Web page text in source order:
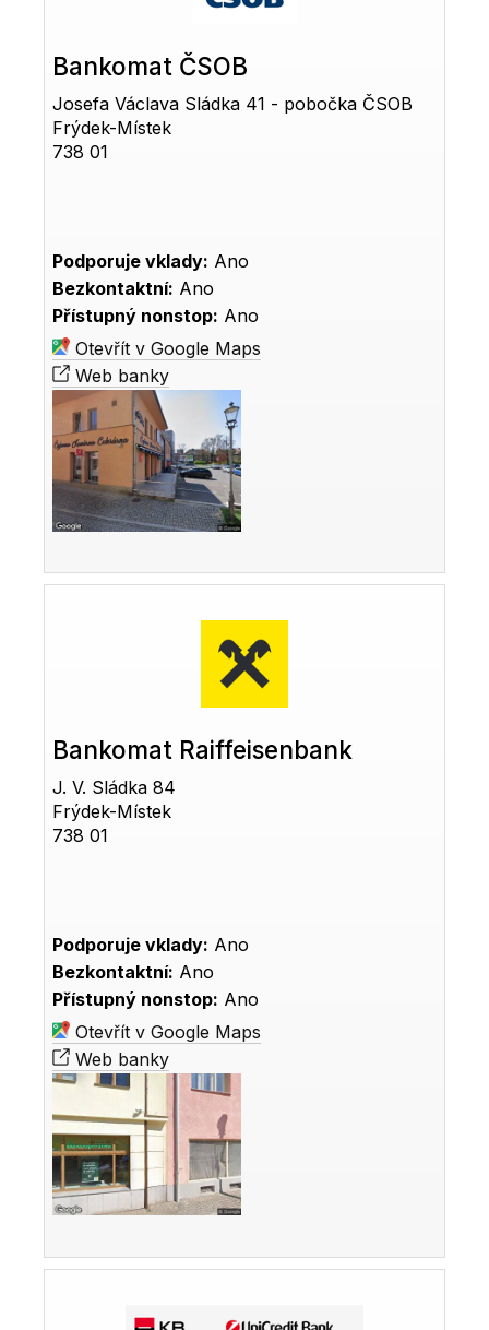
Bankomat ČSOB
Josefa Václava Sládka 41 - pobočka ČSOB
Frýdek-Místek
738 01
Podporuje vklady: Ano
Bezkontaktní: Ano
Přístupný nonstop: Ano
Otevřít v Google Maps
Web banky
Bankomat Raiffeisenbank
J. V. Sládka 84
Frýdek-Místek
738 01
Podporuje vklady: Ano
Bezkontaktní: Ano
Přístupný nonstop: Ano
Otevřít v Google Maps
Web banky